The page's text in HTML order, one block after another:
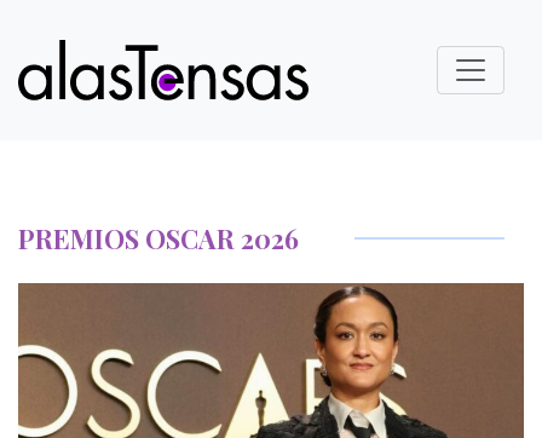
PREMIOS OSCAR 2026